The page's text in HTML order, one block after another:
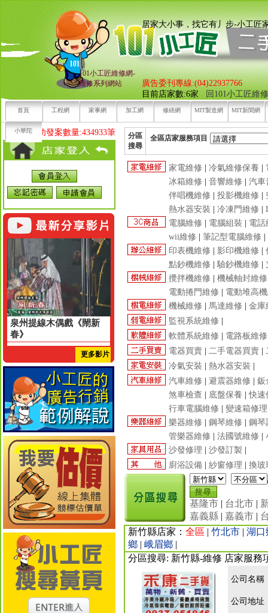
101小工匠維修網-
維修系列網站
居家大小事，找它有丿
廣告委刊專線:(04)22937766
目前店家數:6家 回101小工匠維
首頁 工程網 家事網 加工網 修繕網 MIT製造網 MIT新聞網
小華陀
目前已成功發案數量:434933筆
泉州提線木偶戲《閙新
春》
更多影片
分區
搜尋
全區店家服務項目
家電維修 冷氣維修保養
冰箱維修
音響維修
汽車
伴唱機維修
投影機維修
熱水器安裝
冷凍門維修
電腦維修
電腦組裝
電話
wii維修
筆記型電腦維修
印表機維修
影印機維修
點鈔機維修
驗鈔機維修
攪拌機維修
機械軸封維修
電動捲門維修
電動堆高
機械維修
馬達維修
金庫
監視系統維修
軟體系統維修
電路板維修
電器買賣
二手電器買賣
冷氣安裝
熱水器安裝
汽車維修
避震器維修
鈑
煞車檢查
底盤保養 |快速
行車電腦維修
變速箱修理
樂器維修
鋼琴維修
鋼琴
管樂器維修
法國號維修
沙發修理
沙發訂製
廚浴設備
紗窗修理 換玻
基隆市 | 台北市 |
嘉義縣 | 嘉義市 |
新竹縣店家： 全區 | 竹北市 | 湖
鄉 | 峨眉鄉 |
分區搜尋: 新竹縣-維修 店家服務
公司名稱
公司地址